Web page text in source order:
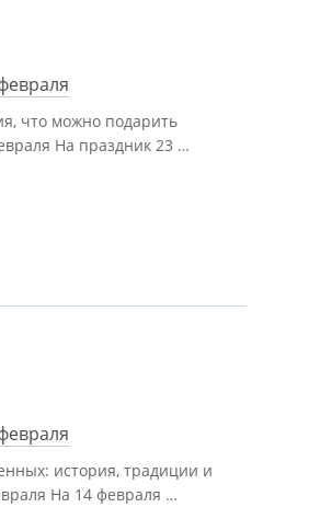
что можно подарить
На праздник 23 …
история, традиции и
На 14 февраля …